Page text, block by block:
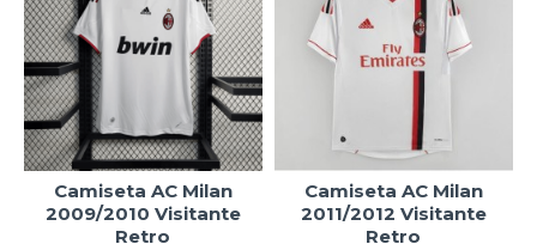
Camiseta AC Milan
2009/2010 Visitante
Retro
Camiseta AC Milan
2011/2012 Visitante
Retro